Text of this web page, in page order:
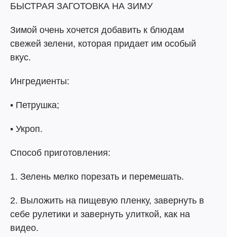
БЫСТРАЯ ЗАГОТОВКА НА ЗИМУ
Зимой очень хочется добавить к блюдам
свежей зелени, которая придает им особый
вкус.
Ингредиенты:
• Петрушка;
• Укроп.
Способ приготовления:
1. Зелень мелко порезать и перемешать.
2. Выложить на пищевую пленку, завернуть в
себе рулетики и завернуть улиткой, как на
видео.